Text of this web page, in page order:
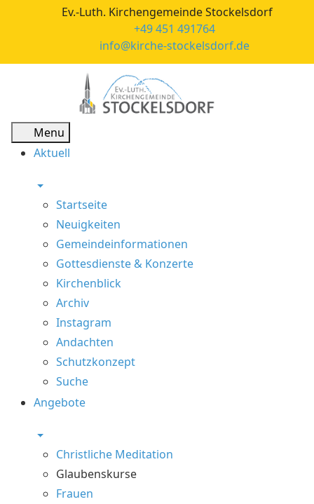
Ev.-Luth. Kirchengemeinde Stockelsdorf
+49 451 491764
info@kirche-stockelsdorf.de
Menu
Aktuell
Startseite
Neuigkeiten
Gemeindeinformationen
Gottesdienste & Konzerte
Kirchenblick
Archiv
Instagram
Andachten
Schutzkonzept
Suche
Angebote
Christliche Meditation
Glaubenskurse
Frauen